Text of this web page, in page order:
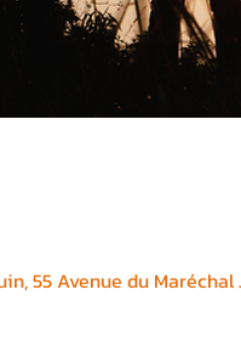
55 Avenue du